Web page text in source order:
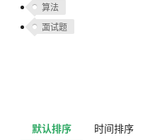
算法
面试题
默认排序 时间排序